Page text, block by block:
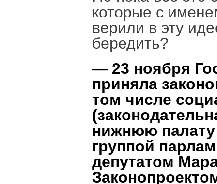
которые с
верили в эту
бередить?
— 23 ноября
приняла
том числе
нижнюю палату
группой
депутатом